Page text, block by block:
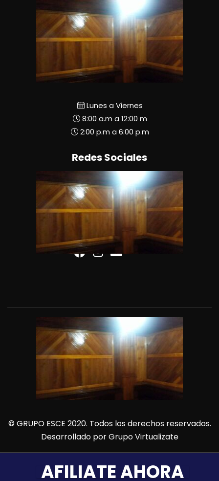
Lunes a Viernes
8:00 a.m a 12:00 m
2:00 p.m a 6:00 p.m
Redes Sociales
© GRUPO ESCE 2020. Todos los derechos reservados.
Desarrollado porGrupo Virtualizate
AFILIATE AHORA